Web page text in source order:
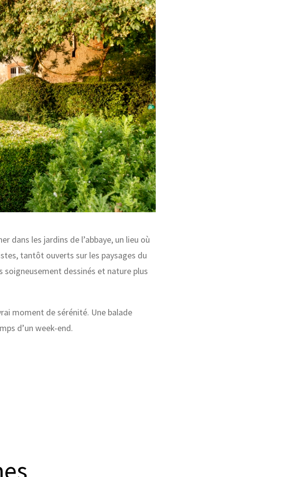
dans les jardins de l’abbaye, un lieu où
tantôt ouverts sur les paysages du
soigneusement dessinés et nature plus
moment de sérénité. Une balade
d’un week-end.